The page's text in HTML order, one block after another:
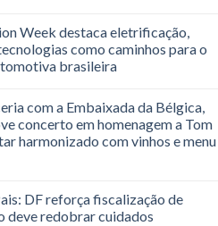
Week destaca eletrificação,
como caminhos para o
brasileira
com a Embaixada da Bélgica,
concerto em homenagem a Tom
harmonizado com vinhos e menu
DF reforça fiscalização de
deve redobrar cuidados